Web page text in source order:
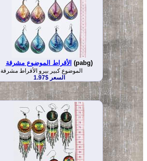
الأقراط الموضوع مشرقة (pabg)
الموضوع كبير بيرو الأقراط مشرقة
السعر $1.97